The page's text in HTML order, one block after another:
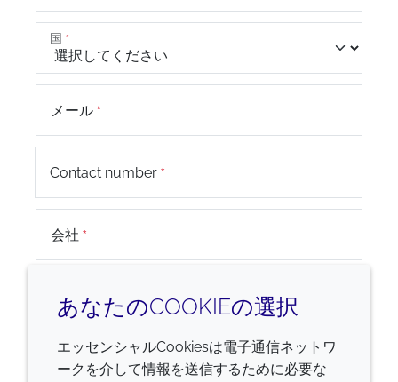
国
メール
+44
Contact number
会社
あなたのCOOKIEの選択
エッセンシャルCookiesは電子通信ネットワ
ークを介して情報を送信するために必要な